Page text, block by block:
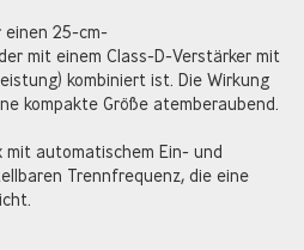
25-cm-
mit einem Class-D-Verstärker mit
kombiniert ist. Die Wirkung
kompakte Größe atemberaubend.
automatischem Ein- und
Trennfrequenz, die eine